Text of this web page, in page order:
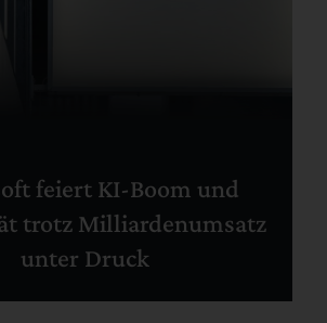
feiert KI-Boom und
trotz Milliardenumsatz
unter Druck